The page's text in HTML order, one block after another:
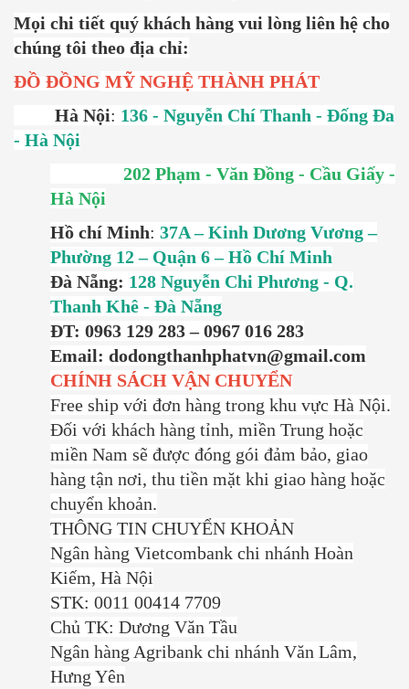
Mọi chi tiết quý khách hàng vui lòng liên hệ cho
chúng tôi theo địa chỉ:
ĐỒ ĐỒNG MỸ NGHỆ THÀNH PHÁT
Hà Nội: 136 - Nguyễn Chí Thanh - Đống Đa
- Hà Nội
202 Phạm - Văn Đồng - Cầu Giấy -
Hà Nội
Hồ chí Minh: 37A – Kinh Dương Vương –
Phường 12 – Quận 6 – Hồ Chí Minh
Đà Nẵng: 128 Nguyễn Chi Phương - Q.
Thanh Khê - Đà Nẵng
ĐT: 0963 129 283 – 0967 016 283
Email: dodongthanhphatvn@gmail.com
CHÍNH SÁCH VẬN CHUYỂN
Free ship với đơn hàng trong khu vực Hà Nội.
Đối với khách hàng tỉnh, miền Trung hoặc
miền Nam sẽ được đóng gói đảm bảo, giao
hàng tận nơi, thu tiền mặt khi giao hàng hoặc
chuyển khoản.
THÔNG TIN CHUYỂN KHOẢN
Ngân hàng Vietcombank chi nhánh Hoàn
Kiếm, Hà Nội
STK: 0011 00414 7709
Chủ TK: Dương Văn Tầu
Ngân hàng Agribank chi nhánh Văn Lâm,
Hưng Yên